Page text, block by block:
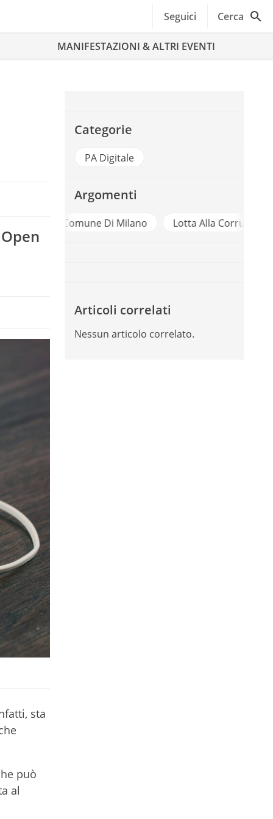
Seguici Cerca
MANIFESTAZIONI & ALTRI EVENTI
sta
può
al
Categorie
PA Digitale
Argomenti
Lotta Alla Corruzione Open Data
Articoli correlati
Nessun articolo correlato.